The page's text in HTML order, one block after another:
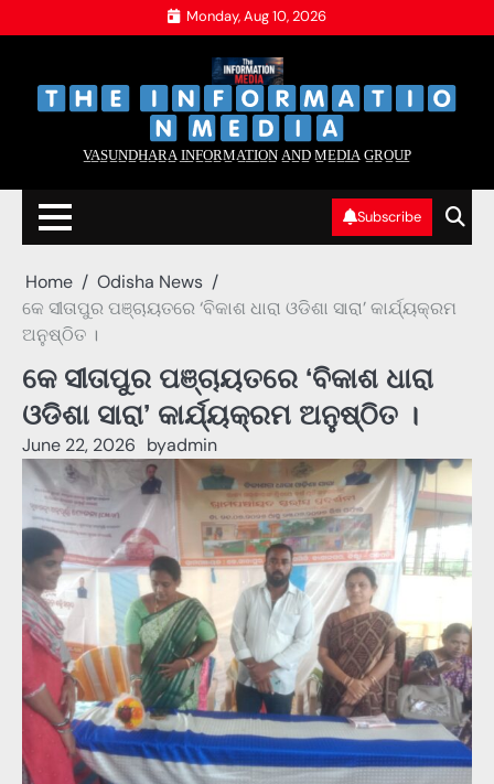
to
Monday, Aug 10, 2026
V̲A̲S̲U̲N̲D̲H̲A̲R̲A̲ I̲N̲F̲O̲R̲M̲A̲T̲I̲O̲N̲ A̲N̲D̲ M̲E̲D̲I̲A̲ G̲R̲O̲U̲P̲
Subscribe
Home
Odisha News
କେ ସୀତାପୁର ପଞ୍ଚାୟତରେ ‘ବିକାଶ ଧାରା ଓଡିଶା ସାରା’ କାର୍ଯ୍ୟକ୍ରମ
ଅନୁଷ୍ଠିତ ।
କେ ସୀତାପୁର ପଞ୍ଚାୟତରେ ‘ବିକାଶ ଧାରା
ଓଡିଶା ସାରା’ କାର୍ଯ୍ୟକ୍ରମ ଅନୁଷ୍ଠିତ ।
June 22, 2026 byadmin